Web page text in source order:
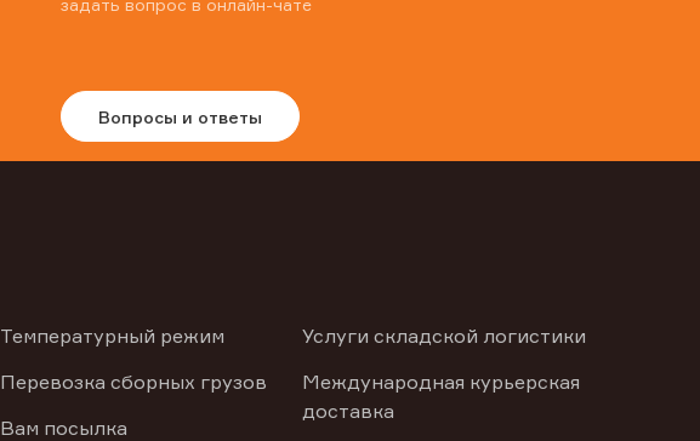
задать вопрос в онлайн-чате
Вопросы и ответы
Температурный режим
Перевозка сборных грузов
Вам посылка
Услуги складской логистики
Международная курьерская
доставка